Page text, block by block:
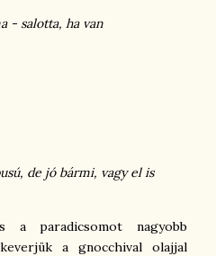
- salotta, ha van
de jó bármi, vagy el is
a paradicsomot nagyobb
a gnocchival olajjal